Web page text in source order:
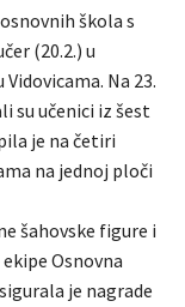
škola s
(20.2.) u
Na 23.
su učenici iz šest
je na četiri
na jednoj ploči
šahovske figure i
Osnovna
je nagrade